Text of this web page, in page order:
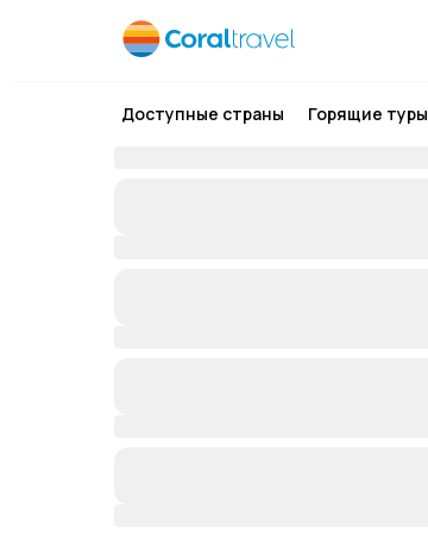
Доступные страны Горящие туры